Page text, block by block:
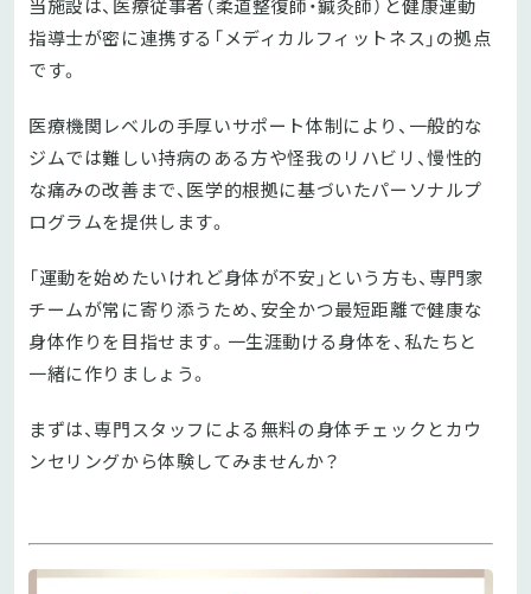
当施設は、医療従事者（柔道整復師・鍼灸師）と健康運動
指導士が密に連携する「メディカルフィットネス」の拠点
です。
医療機関レベルの手厚いサポート体制により、一般的な
ジムでは難しい持病のある方や怪我のリハビリ、慢性的
な痛みの改善まで、医学的根拠に基づいたパーソナルプ
ログラムを提供します。
「運動を始めたいけれど身体が不安」という方も、専門家
チームが常に寄り添うため、安全かつ最短距離で健康な
身体作りを目指せます。一生涯動ける身体を、私たちと
一緒に作りましょう。
まずは、専門スタッフによる無料の身体チェックとカウ
ンセリングから体験してみませんか？